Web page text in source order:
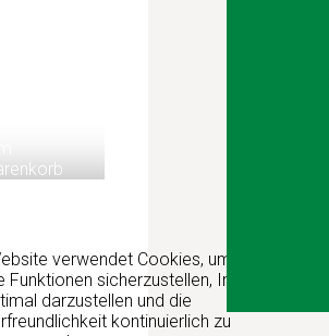
verwendet Cookies, um
Funktionen sicherzustellen, Inhalte
darzustellen und die
kontinuierlich zu